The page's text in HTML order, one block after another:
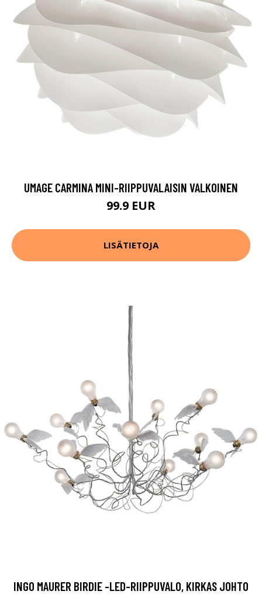
UMAGE CARMINA MINI-RIIPPUVALAISIN VALKOINEN
99.9 EUR
LISÄTIETOJA
INGO MAURER BIRDIE -LED-RIIPPUVALO, KIRKAS JOHTO